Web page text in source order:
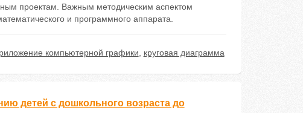
проектам. Важным методическим аспектом
и программного аппарата.
компьютерной графики круговая диаграмма
детей с дошкольного возраста до